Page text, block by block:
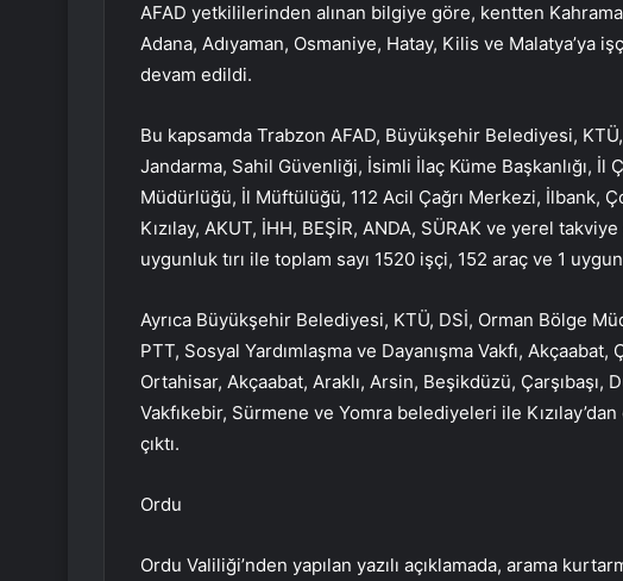
AFAD yetkililerinden alınan bilgiye göre, kentten
Adana, Adıyaman, Osmaniye, Hatay, Kilis ve Malatya’ya
devam edildi.
Bu kapsamda Trabzon AFAD, Büyükşehir Belediyesi,
Jandarma, Sahil Güvenliği, İsimli İlaç Küme Başkanlığı,
Müdürlüğü, İl Müftülüğü, 112 Acil Çağrı Merkezi, İlbank,
Kızılay, AKUT, İHH, BEŞİR, ANDA, SÜRAK ve yerel
uygunluk tırı ile toplam sayı 1520 işçi, 152 araç ve 1
Ayrıca Büyükşehir Belediyesi, KTÜ, DSİ, Orman Bölge
PTT, Sosyal Yardımlaşma ve Dayanışma Vakfı, Akçaabat,
Ortahisar, Akçaabat, Araklı, Arsin, Beşikdüzü, Çarşıbaşı,
Vakfıkebir, Sürmene ve Yomra belediyeleri ile
çıktı.
Ordu
Ordu Valiliği’nden yapılan yazılı açıklamada, arama